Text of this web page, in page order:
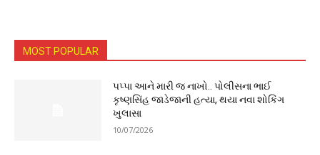
MOST POPULAR
પપ્પા આને મારી જ નાખો.. પોલીસના ભાઈ
કૃષ્ણસિંહ જાડેજાની હત્યા, થયા નવા શોકિંગ
ખુલાસા
10/07/2026